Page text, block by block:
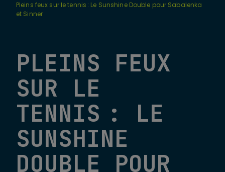
Pleins feux sur le tennis : Le Sunshine Double pour Sabalenka
et Sinner
PLEINS FEUX
SUR LE
TENNIS : LE
SUNSHINE
DOUBLE POUR